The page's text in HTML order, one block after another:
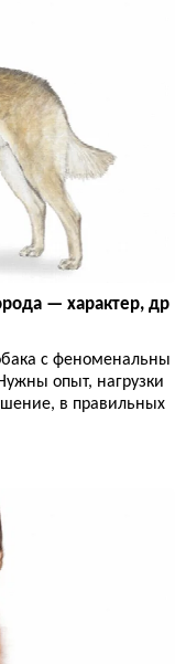
— характер, др
с феноменальны
опыт, нагрузки
в правильных